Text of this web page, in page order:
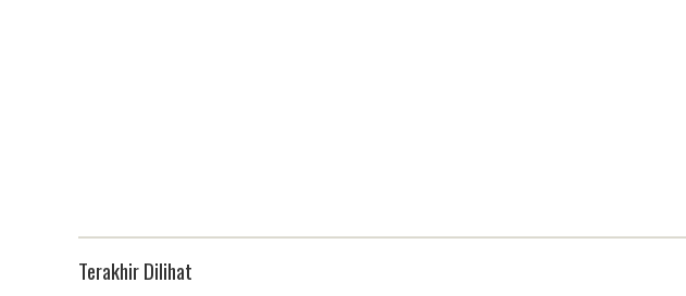
Terakhir Dilihat